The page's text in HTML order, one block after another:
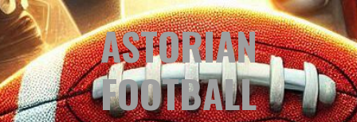
Springe
zum
Inhalt
ASTORIAN
FOOTBALL